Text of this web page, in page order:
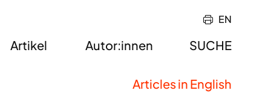
SUCHE
Artikel Autor:innen
EN
Articles in English